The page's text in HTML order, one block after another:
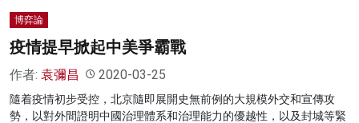
博弈論
疫情提早掀起中美爭霸戰
作者: 袁彌昌 2020-03-25
隨着疫情初步受控，北京隨即展開史無前例的大規模外交和宣傳攻
勢，以對外間證明中國治理體系和治理能力的優越性，以及封城等緊